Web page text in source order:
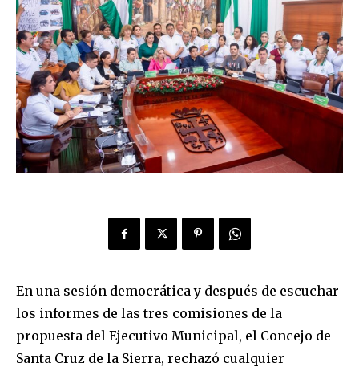
En una sesión democrática y después de escuchar
los informes de las tres comisiones de la
propuesta del Ejecutivo Municipal, el Concejo de
Santa Cruz de la Sierra, rechazó cualquier